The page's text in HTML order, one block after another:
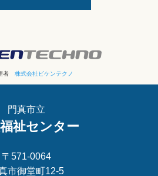
者 株式会社ビケンテクノ
門真市立
祉センター
〒571-0064
市御堂町12-5